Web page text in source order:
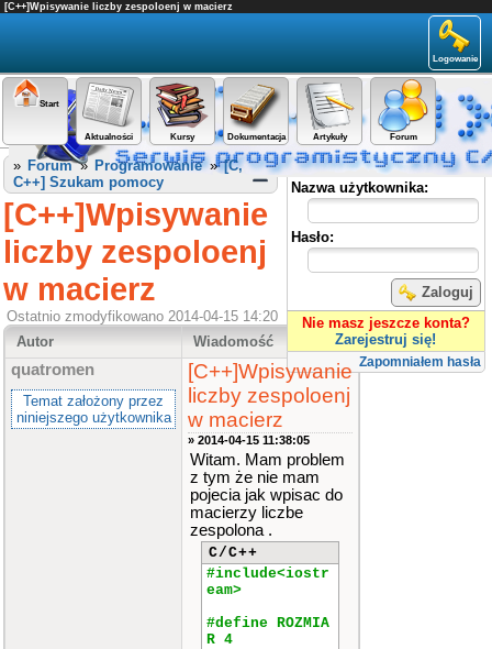
[C++]Wpisywanie liczby zespoloenj w macierz
Logowanie
Start
Aktualności Kursy Dokumentacja Artykuły Forum
Panel użytkownika
Nazwa użytkownika:
Hasło:
Zaloguj
Nie masz jeszcze konta?
Zarejestruj się!
Zapomniałem hasła
» Forum» Programowanie»[C,
C++] Szukam pomocy
[C++]Wpisywanie
liczby zespoloenj
w macierz
Ostatnio zmodyfikowano 2014-04-15 14:20
Autor
Wiadomość
quatromen
Temat założony przez
niniejszego użytkownika
[C++]Wpisywanie
liczby zespoloenj
w macierz
» 2014-04-15 11:38:05
Witam. Mam problem
z tym że nie mam
pojecia jak wpisac do
macierzy liczbe
zespolona .
C/C++
#include<iostr
eam>
#define ROZMIA
R 4